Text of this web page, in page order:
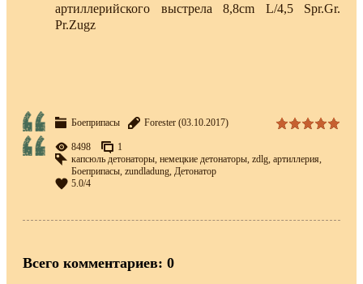
артиллерийского выстрела 8,8cm L/4,5 Spr.Gr.
Pr.Zugz
Боеприпасы Forester (03.10.2017)
8498
1
капсюль детонаторы, немецкие детонаторы, zdlg, артиллерия,
Боеприпасы, zundladung, Детонатор
5.0/4
Всего комментариев: 0